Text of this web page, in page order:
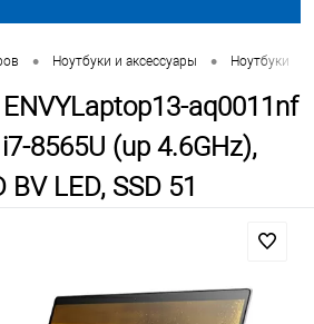
• Ноутбуки и аксессуары • Ноутбуки
aq0011nf
8565U (up 4.6GHz),
LED, SSD 51